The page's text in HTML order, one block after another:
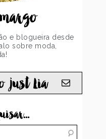
e blogueira desde
sobre moda,
just Lia